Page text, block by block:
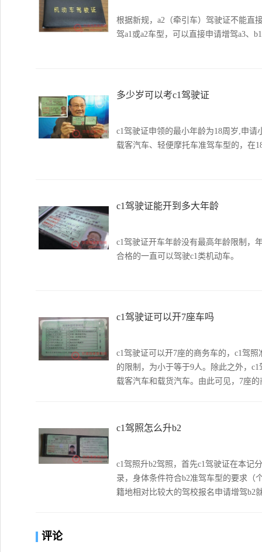
根据新规，a2（牵引车）驾驶证不能直
驾a1或a2车型，可以直接申请增驾a3、
多少岁可以考c1驾驶证
c1驾驶证申领的最小年龄为18周岁,申
载客汽车、轻便摩托车准驾车型的，在
c1驾驶证能开到多大年龄
c1驾驶证开车年龄没有最高年龄限制，
合格的一直可以驾驶c1类机动车。
c1驾驶证可以开7座车吗
c1驾驶证可以开7座的商务车的，c1驾
的限制，为小于等于9人。除此之外，
载客汽车和载货汽车。由此可见，7座
c1驾照怎么升b2
c1驾照升b2驾照，首先c1驾驶证在本记
录，身体条件符合b2准驾车型的要求（
籍地相对比较大的驾校报名申请增驾b2
评论